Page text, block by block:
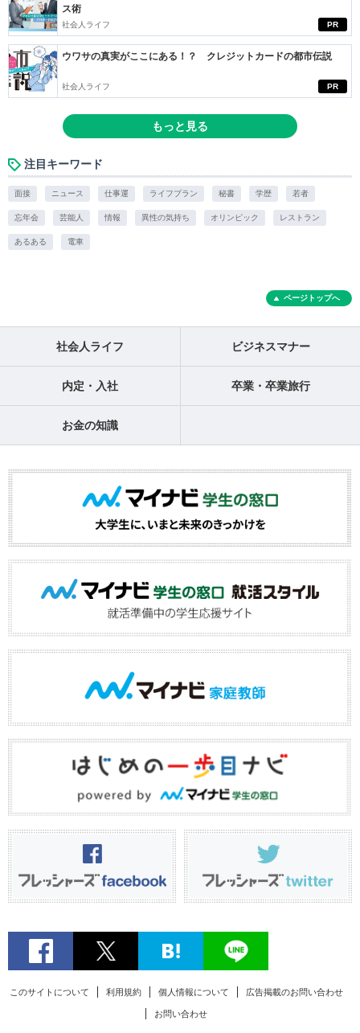
PR
ス術
社会人ライフ
PR
ウワサの真実がここにある！？ クレジットカードの都市伝説
社会人ライフ
もっと見る
注目キーワード
面接 ニュース 仕事運 ライフプラン 秘書 学歴 若者
忘年会 芸能人 情報 異性の気持ち オリンピック レストラン
あるある 電車
ページトップへ
社会人ライフ ビジネスマナー
内定・入社 卒業・卒業旅行
お金の知識
このサイトについて 利用規約 個人情報について 広告掲載のお問い合わせ
お問い合わせ